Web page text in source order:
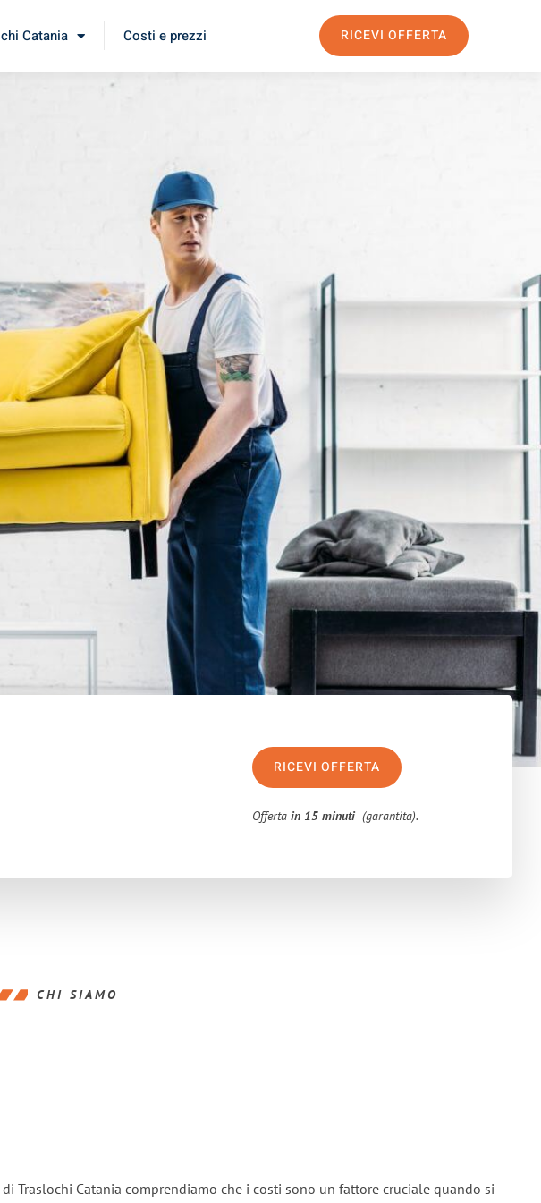
Catania Costi e prezzi RICEVI OFFERTA
RICEVI OFFERTA
Offertain 15 minuti (garantita).
CHI SIAMO
Traslochi Catania comprendiamo che i costi sono un fattore cruciale quando si